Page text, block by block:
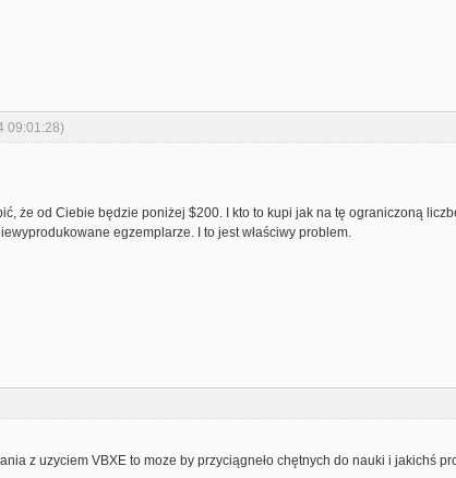
09:01:28)
że od Ciebie będzie poniżej $200. I kto to kupi jak na tę ograniczoną
egzemplarze. I to jest właściwy problem.
z uzyciem VBXE to moze by przyciągneło chętnych do nauki i jakichś